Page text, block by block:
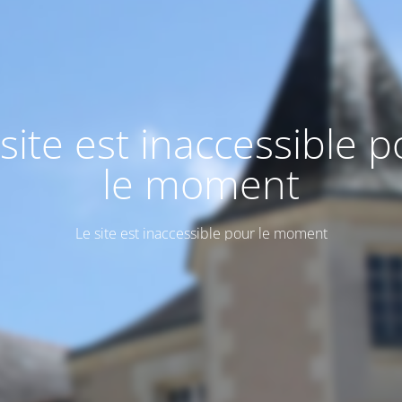
est inaccessible
le moment
Le site est inaccessible pour le moment